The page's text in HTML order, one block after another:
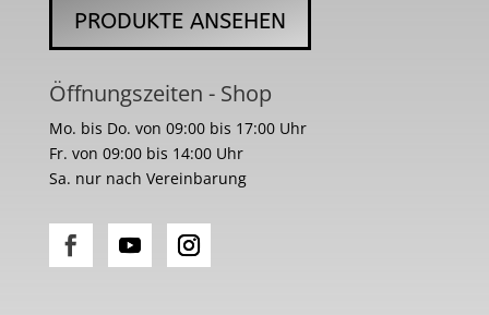
PRODUKTE ANSEHEN
Öffnungszeiten - Shop
Mo. bis Do. von 09:00 bis 17:00 Uhr
Fr. von 09:00 bis 14:00 Uhr
Sa. nur nach Vereinbarung